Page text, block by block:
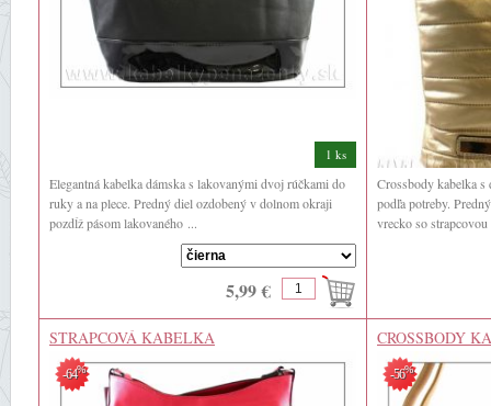
1 ks
Elegantná kabelka dámska s lakovanými dvoj rúčkami do
ruky a na plece. Predný diel ozdobený v dolnom okraji
pozdĺž pásom lakovaného ...
5,99 €
Crossbody kabelka
podľa potreby.
vrecko so
STRAPCOVÁ KABELKA
-64%
CROSSBODY
DAVID JONES
-56%